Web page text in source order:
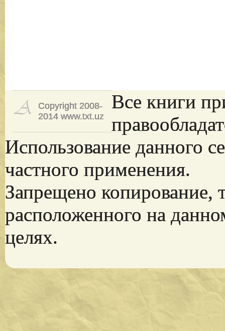
Copyright 2008-
2014 www.txt.uz
Все книги
Использование данного
частного применения.
Запрещено копирование,
расположенного на
целях.